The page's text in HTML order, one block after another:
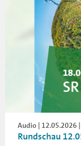
Audio | 12.05.2026 |
Rundschau